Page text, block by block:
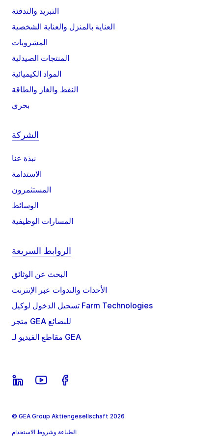
التبريد والتدفئة
العناية بالمنزل والعناية الشخصية
المشروبات
المنتجات الصيدلية
المواد الكيميائية
النفط والغاز والطاقة
بحري
الشركة
نبذة عنا
الاستدامة
المستثمرون
الوسائط
المسارات الوظيفية
الروابط السريعة
البحث عن الوثائق
الأحداث والندوات عبر الإنترنت
تسجيل الدخول لوكيل Farm Technologies
متجر GEA للبضائع
مقاطع الفيديو لـ GEA
© GEA Group Aktiengesellschaft 2026
الطباعة وشروط الاستخدام